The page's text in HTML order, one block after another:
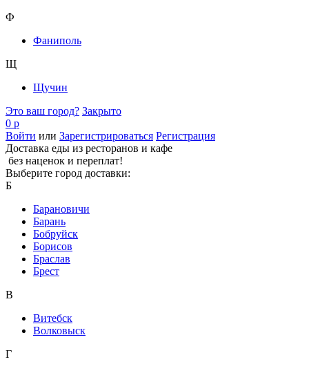
Ф
Фаниполь
Щ
Щучин
Это ваш город? Закрыто
0 р
Войти или Зарегистрироваться Регистрация
Доставка еды из ресторанов и кафе
без наценок и переплат!
Выберите город доставки:
Б
Барановичи
Барань
Бобруйск
Борисов
Браслав
Брест
В
Витебск
Волковыск
Г